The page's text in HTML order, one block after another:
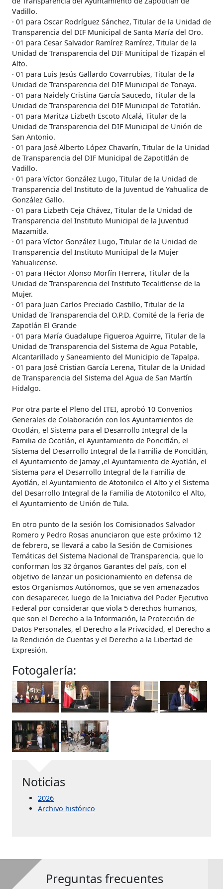
Vadillo.
· 01 para Oscar Rodríguez Sánchez, Titular de la Unidad de
Transparencia del DIF Municipal de Santa María del Oro.
· 01 para Cesar Salvador Ramírez Ramírez, Titular de la
Unidad de Transparencia del DIF Municipal de Tizapán el
Alto.
· 01 para Luis Jesús Gallardo Covarrubias, Titular de la
Unidad de Transparencia del DIF Municipal de Tonaya.
· 01 para Naidely Cristina García Saucedo, Titular de la
Unidad de Transparencia del DIF Municipal de Tototlán.
· 01 para Maritza Lizbeth Escoto Alcalá, Titular de la
Unidad de Transparencia del DIF Municipal de Unión de
San Antonio.
· 01 para José Alberto López Chavarín, Titular de la Unidad
de Transparencia del DIF Municipal de Zapotitlán de
Vadillo.
· 01 para Víctor González Lugo, Titular de la Unidad de
Transparencia del Instituto de la Juventud de Yahualica de
González Gallo.
· 01 para Lizbeth Ceja Chávez, Titular de la Unidad de
Transparencia del Instituto Municipal de la Juventud
Mazamitla.
· 01 para Víctor González Lugo, Titular de la Unidad de
Transparencia del Instituto Municipal de la Mujer
Yahualicense.
· 01 para Héctor Alonso Morfín Herrera, Titular de la
Unidad de Transparencia del Instituto Tecalitlense de la
Mujer.
· 01 para Juan Carlos Preciado Castillo, Titular de la
Unidad de Transparencia del O.P.D. Comité de la Feria de
Zapotlán El Grande
· 01 para María Guadalupe Figueroa Aguirre, Titular de la
Unidad de Transparencia del Sistema de Agua Potable,
Alcantarillado y Saneamiento del Municipio de Tapalpa.
· 01 para José Cristian García Lerena, Titular de la Unidad
de Transparencia del Sistema del Agua de San Martín
Hidalgo.
Por otra parte el Pleno del ITEI, aprobó 10 Convenios
Generales de Colaboración con los Ayuntamientos de
Ocotlán, el Sistema para el Desarrollo Integral de la
Familia de Ocotlán, el Ayuntamiento de Poncitlán, el
Sistema del Desarrollo Integral de la Familia de Poncitlán,
el Ayuntamiento de Jamay ,el Ayuntamiento de Ayotlán, el
Sistema para el Desarrollo Integral de la Familia de
Ayotlán, el Ayuntamiento de Atotonilco el Alto y el Sistema
del Desarrollo Integral de la Familia de Atotonilco el Alto,
el Ayuntamiento de Unión de Tula.
En otro punto de la sesión los Comisionados Salvador
Romero y Pedro Rosas anunciaron que este próximo 12
de febrero, se llevará a cabo la Sesión de Comisiones
Temáticas del Sistema Nacional de Transparencia, que lo
conforman los 32 órganos Garantes del país, con el
objetivo de lanzar un posicionamiento en defensa de
estos Organismos Autónomos, que se ven amenazados
con desaparecer, luego de la Iniciativa del Poder Ejecutivo
Federal por considerar que viola 5 derechos humanos,
que son el Derecho a la Información, la Protección de
Datos Personales, el Derecho a la Privacidad, el Derecho a
la Rendición de Cuentas y el Derecho a la Libertad de
Expresión.
Fotogalería:
Noticias
2026
Archivo histórico
Preguntas frecuentes